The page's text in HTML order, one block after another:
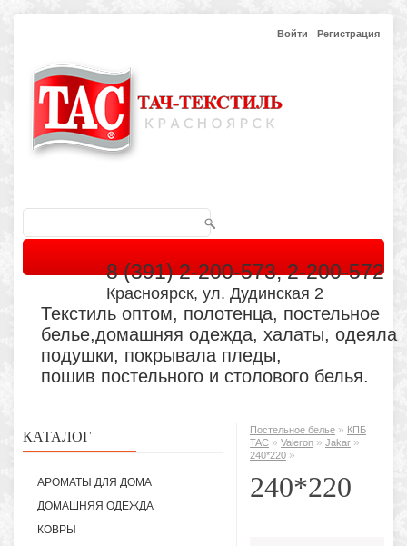
Войти Регистрация
8 (391) 2-200-573, 2-200-572
Красноярск, ул. Дудинская 2
Текстиль оптом, полотенца, постельное
белье,домашняя одежда, халаты, одеяла
подушки, покрывала пледы,
пошив постельного и столового белья.
КАТАЛОГ
АРОМАТЫ ДЛЯ ДОМА
ДОМАШНЯЯ ОДЕЖДА
КОВРЫ
Постельное белье » КПБ
TAC » Valeron » Jakar »
240*220 »
240*220